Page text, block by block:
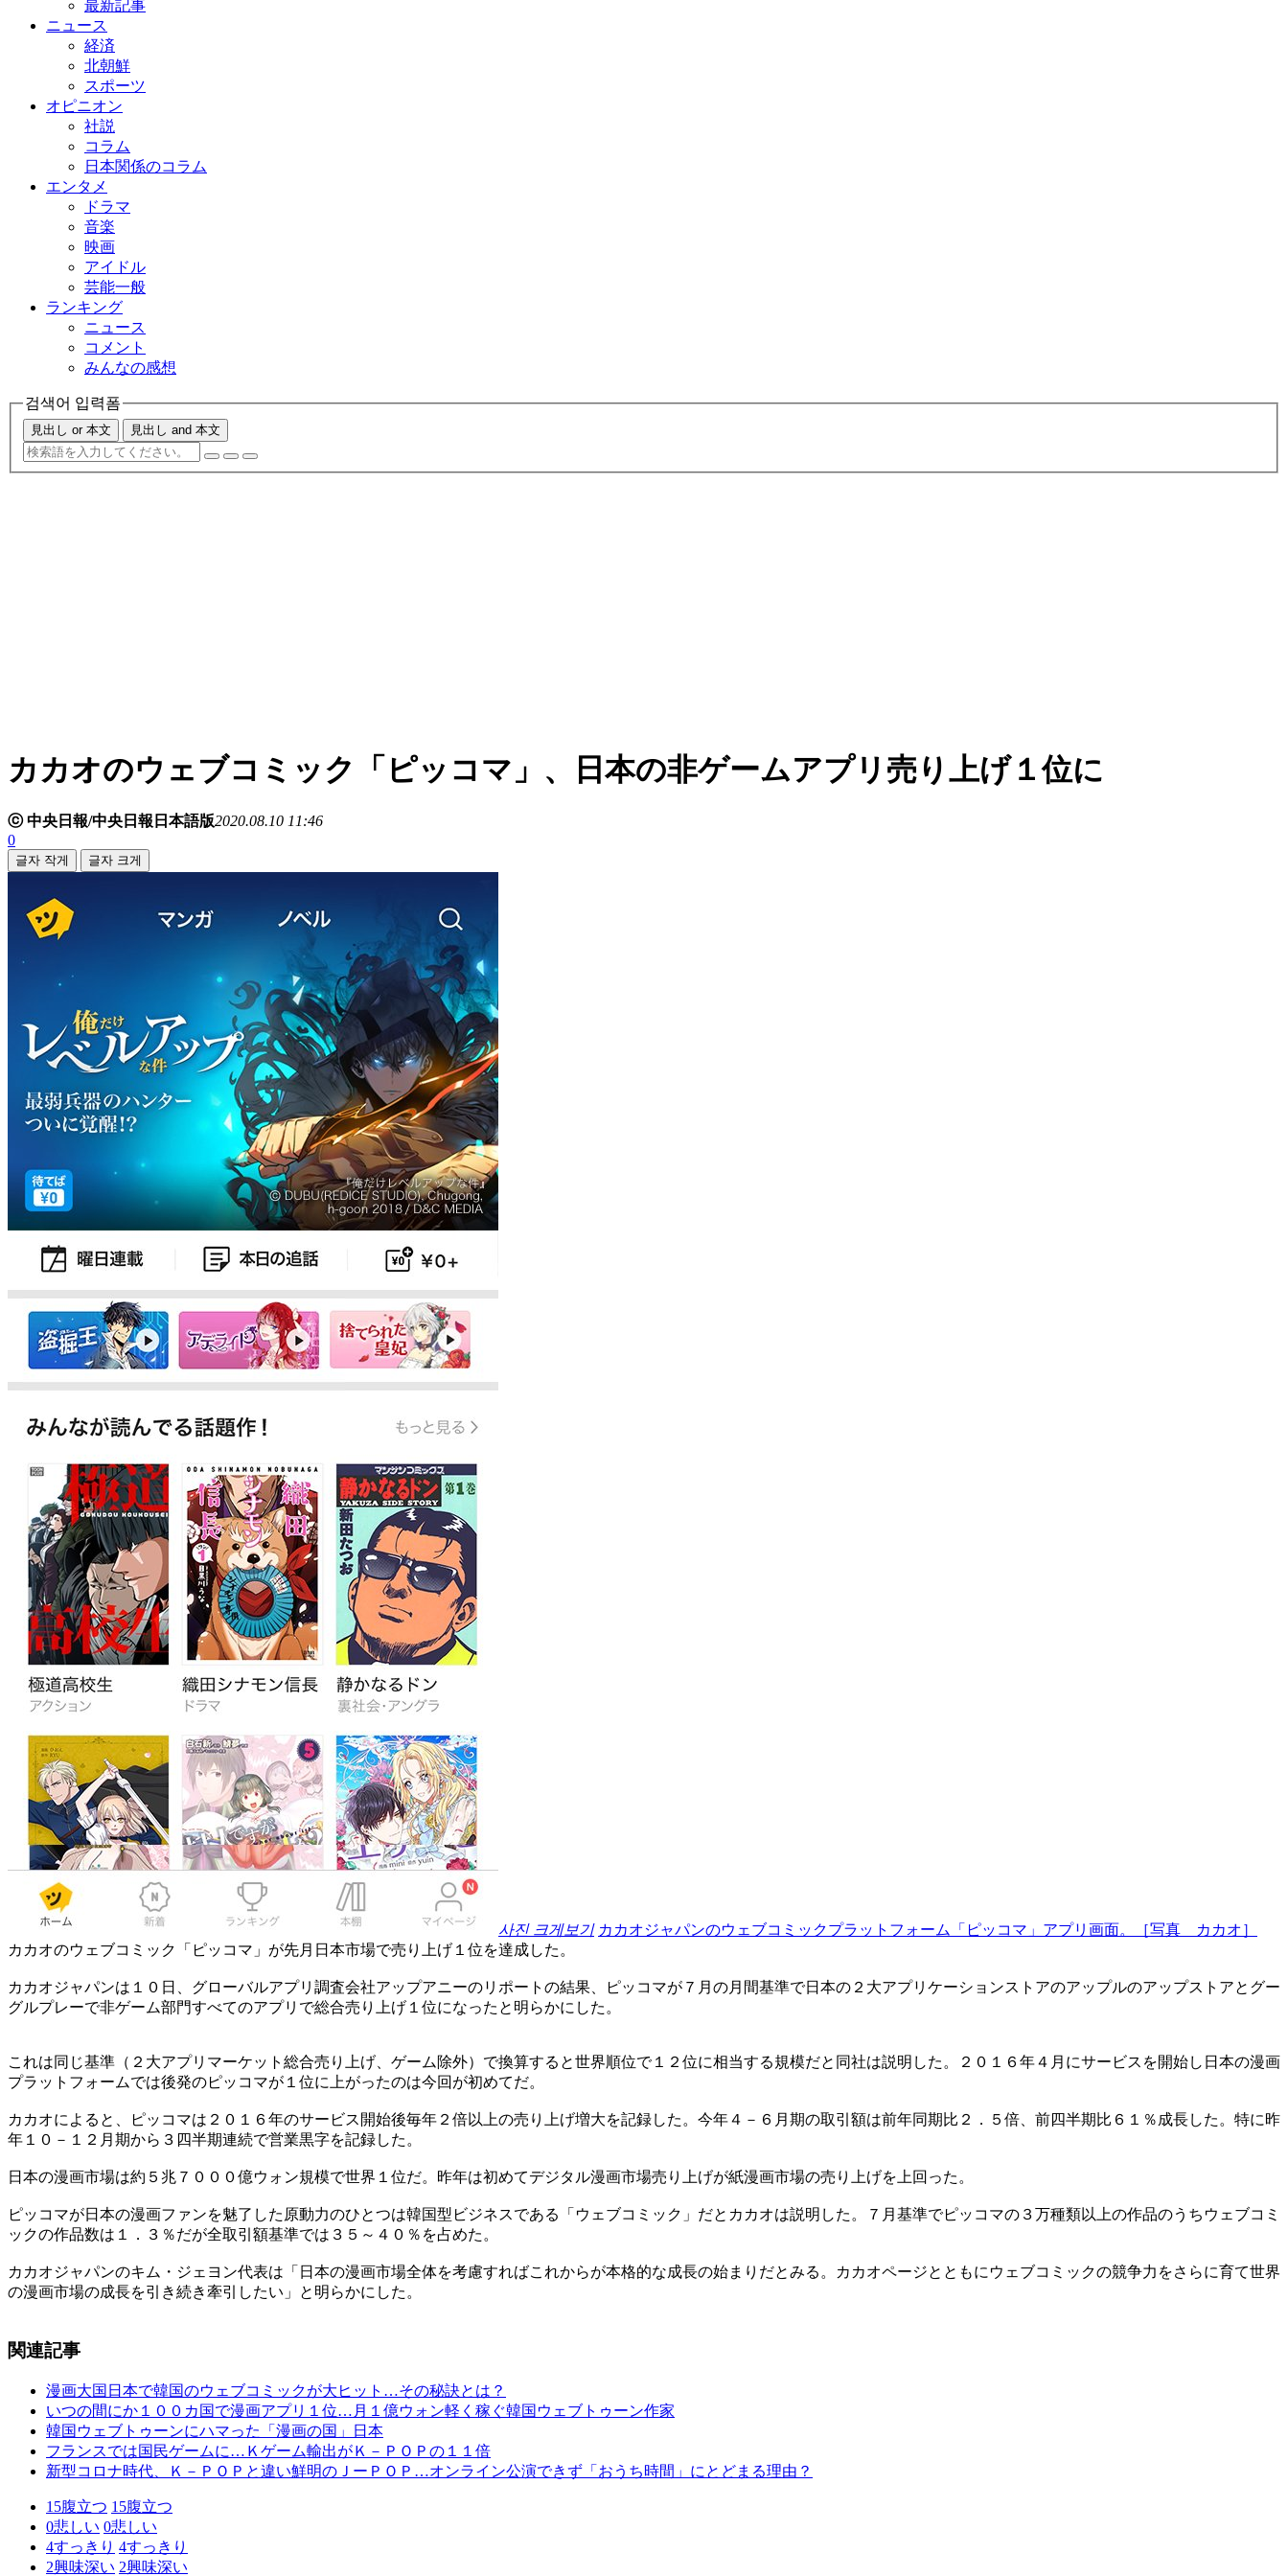
最新記事
ニュース
経済
北朝鮮
スポーツ
オピニオン
社説
コラム
日本関係のコラム
エンタメ
ドラマ
音楽
映画
アイドル
芸能一般
ランキング
ニュース
コメント
みんなの感想
검색어 입력폼
見出し or 本文 見出し and 本文
カカオのウェブコミック「ピッコマ」、日本の非ゲームアプリ売り上げ１位に
ⓒ 中央日報/中央日報日本語版2020.08.10 11:46
0
글자 작게 글자 크게
사진 크게보기 カカオジャパンのウェブコミックプラットフォーム「ピッコマ」アプリ画面。［写真 カカオ］
カカオのウェブコミック「ピッコマ」が先月日本市場で売り上げ１位を達成した。
カカオジャパンは１０日、グローバルアプリ調査会社アップアニーのリポートの結果、ピッコマが７月の月間基準で日本の２大アプリケーションストアのアップルのアップストアとグー
グルプレーで非ゲーム部門すべてのアプリで総合売り上げ１位になったと明らかにした。
これは同じ基準（２大アプリマーケット総合売り上げ、ゲーム除外）で換算すると世界順位で１２位に相当する規模だと同社は説明した。２０１６年４月にサービスを開始し日本の漫画
プラットフォームでは後発のピッコマが１位に上がったのは今回が初めてだ。
カカオによると、ピッコマは２０１６年のサービス開始後毎年２倍以上の売り上げ増大を記録した。今年４－６月期の取引額は前年同期比２．５倍、前四半期比６１％成長した。特に昨
年１０－１２月期から３四半期連続で営業黒字を記録した。
日本の漫画市場は約５兆７０００億ウォン規模で世界１位だ。昨年は初めてデジタル漫画市場売り上げが紙漫画市場の売り上げを上回った。
ピッコマが日本の漫画ファンを魅了した原動力のひとつは韓国型ビジネスである「ウェブコミック」だとカカオは説明した。７月基準でピッコマの３万種類以上の作品のうちウェブコミ
ックの作品数は１．３％だが全取引額基準では３５～４０％を占めた。
カカオジャパンのキム・ジェヨン代表は「日本の漫画市場全体を考慮すればこれからが本格的な成長の始まりだとみる。カカオページとともにウェブコミックの競争力をさらに育て世界
の漫画市場の成長を引き続き牽引したい」と明らかにした。
関連記事
漫画大国日本で韓国のウェブコミックが大ヒット…その秘訣とは？
いつの間にか１００カ国で漫画アプリ１位…月１億ウォン軽く稼ぐ韓国ウェブトゥーン作家
韓国ウェブトゥーンにハマった「漫画の国」日本
フランスでは国民ゲームに…Ｋゲーム輸出がＫ－ＰＯＰの１１倍
新型コロナ時代、Ｋ－ＰＯＰと違い鮮明のＪーＰＯＰ…オンライン公演できず「おうち時間」にとどまる理由？
15腹立つ 15腹立つ
0悲しい 0悲しい
4すっきり 4すっきり
2興味深い 2興味深い